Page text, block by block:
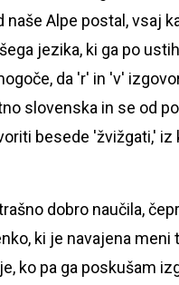
Alpe postal, vsaj
jezika, ki ga po
da 'r' in 'v'
slovenska in se od
besede 'žvižgati,' iz
dobro naučila,
ki je navajena meni
ko pa ga poskušam